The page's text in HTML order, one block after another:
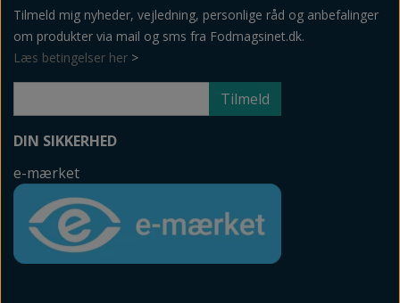
Tilmeld mig nyheder, vejledning, personlige råd og anbefalinger
om produkter via mail og sms fra Fodmagsinet.dk.
Læs betingelser her >
Tilmeld
DIN SIKKERHED
e-mærket